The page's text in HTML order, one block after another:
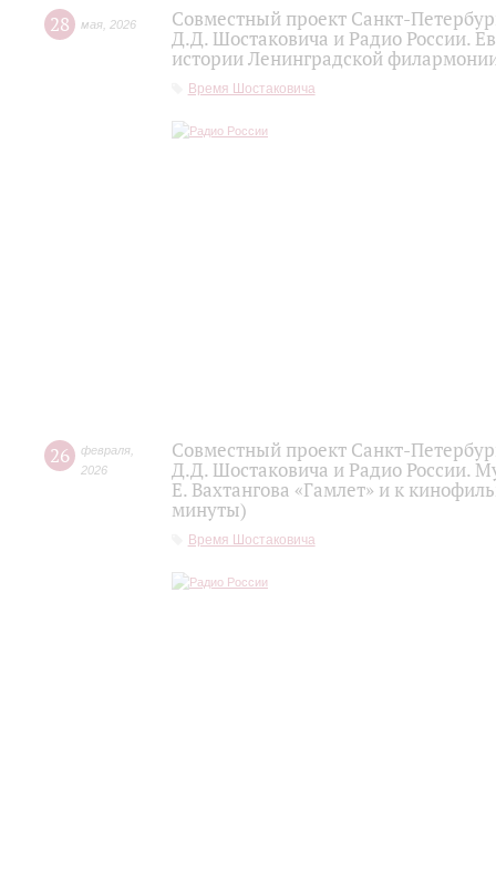
28 мая 2026
Совместный проект Санкт-
Д.Д. Шостаковича и Радио России.
истории Ленинградской
Время Шостаковича
26 февраля
2026
Совместный проект Санкт-
Д.Д. Шостаковича и Радио России.
Е. Вахтангова «Гамлет» и к
минуты)
Время Шостаковича